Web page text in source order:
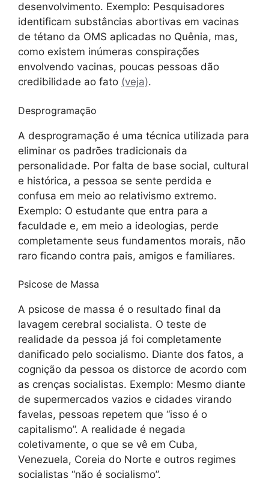
desenvolvimento. Exemplo: Pesquisadores
identificam substâncias abortivas em vacinas
de tétano da OMS aplicadas no Quênia, mas,
como existem inúmeras conspirações
envolvendo vacinas, poucas pessoas dão
credibilidade ao fato (veja).
Desprogramação
A desprogramação é uma técnica utilizada para
eliminar os padrões tradicionais da
personalidade. Por falta de base social, cultural
e histórica, a pessoa se sente perdida e
confusa em meio ao relativismo extremo.
Exemplo: O estudante que entra para a
faculdade e, em meio a ideologias, perde
completamente seus fundamentos morais, não
raro ficando contra pais, amigos e familiares.
Psicose de Massa
A psicose de massa é o resultado final da
lavagem cerebral socialista. O teste de
realidade da pessoa já foi completamente
danificado pelo socialismo. Diante dos fatos, a
cognição da pessoa os distorce de acordo com
as crenças socialistas. Exemplo: Mesmo diante
de supermercados vazios e cidades virando
favelas, pessoas repetem que “isso é o
capitalismo”. A realidade é negada
coletivamente, o que se vê em Cuba,
Venezuela, Coreia do Norte e outros regimes
socialistas “não é socialismo”.